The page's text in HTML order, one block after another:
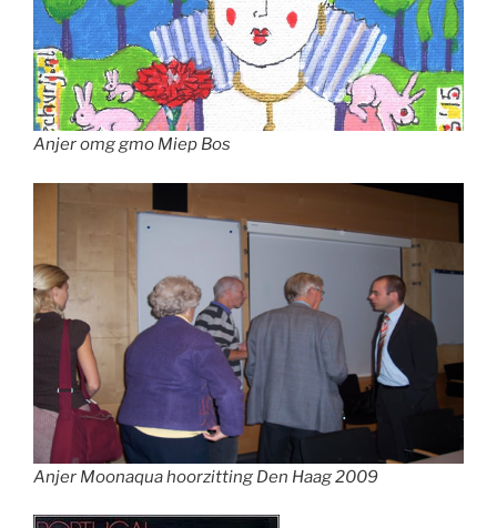
Anjer omg gmo Miep Bos
Anjer Moonaqua hoorzitting Den Haag 2009